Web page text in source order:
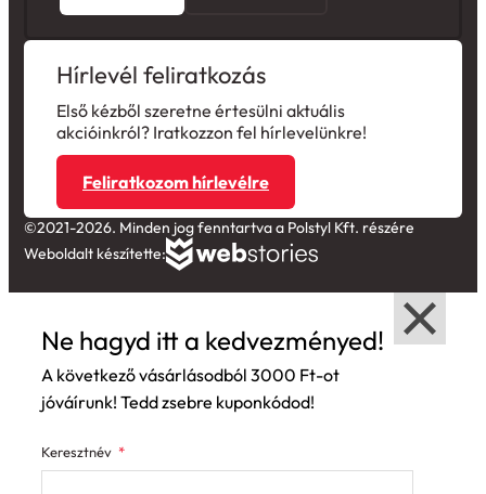
Hírlevél feliratkozás
Első kézből szeretne értesülni aktuális
akcióinkról? Iratkozzon fel hírlevelünkre!
Feliratkozom hírlevélre
©2021-2026. Minden jog fenntartva a Polstyl Kft. részére
Weboldalt készítette:
Ne hagyd itt a kedvezményed!
A következő vásárlásodból 3000 Ft-ot
jóváírunk! Tedd zsebre kuponkódod!
Keresztnév